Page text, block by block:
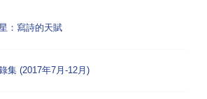
：寫詩的天賦
集 (2017年7月-12月)